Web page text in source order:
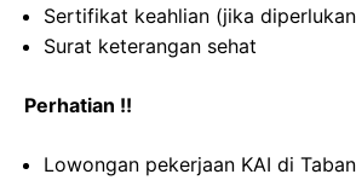
Sertifikat keahlian (jika
Surat keterangan sehat
Perhatian !!
Lowongan pekerjaan KAI di